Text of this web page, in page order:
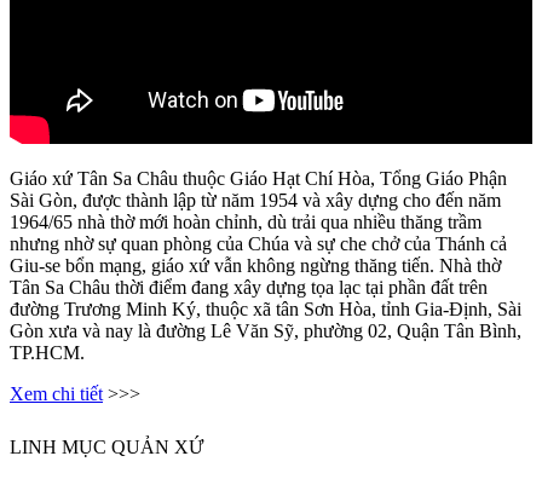
Giáo xứ Tân Sa Châu thuộc Giáo Hạt Chí Hòa, Tổng Giáo Phận
Sài Gòn, được thành lập từ năm 1954 và xây dựng cho đến năm
1964/65 nhà thờ mới hoàn chỉnh, dù trải qua nhiều thăng trầm
nhưng nhờ sự quan phòng của Chúa và sự che chở của Thánh cả
Giu-se bổn mạng, giáo xứ vẫn không ngừng thăng tiến. Nhà thờ
Tân Sa Châu thời điểm đang xây dựng tọa lạc tại phần đất trên
đường Trương Minh Ký, thuộc xã tân Sơn Hòa, tỉnh Gia-Định, Sài
Gòn xưa và nay là đường Lê Văn Sỹ, phường 02, Quận Tân Bình,
TP.HCM.
Xem chi tiết >>>
LINH MỤC QUẢN XỨ